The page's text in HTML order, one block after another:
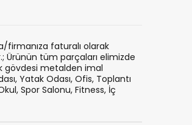
firmanıza faturalı olarak
Ürünün tüm parçaları elimizde
gövdesi metalden imal
Yatak Odası, Ofis, Toplantı
Spor Salonu, Fitness, İç